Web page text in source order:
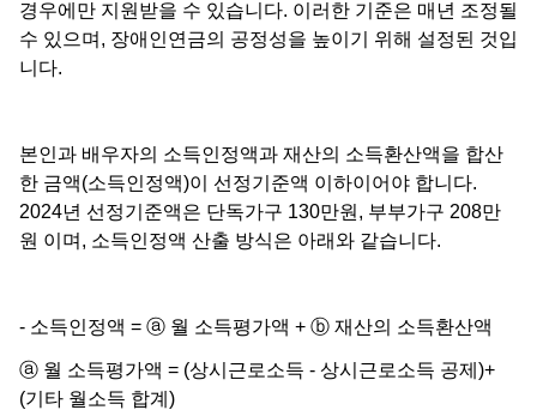
경우에만 지원받을 수 있습니다. 이러한 기준은 매년 조정될
수 있으며, 장애인연금의 공정성을 높이기 위해 설정된 것입
니다.
본인과 배우자의 소득인정액과 재산의 소득환산액을 합산
한 금액(소득인정액)이 선정기준액 이하이어야 합니다.
2024년 선정기준액은 단독가구 130만원, 부부가구 208만
원 이며, 소득인정액 산출 방식은 아래와 같습니다.
- 소득인정액 = ⓐ 월 소득평가액 + ⓑ 재산의 소득환산액
ⓐ 월 소득평가액 = (상시근로소득 ‑ 상시근로소득 공제)+
(기타 월소득 합계)